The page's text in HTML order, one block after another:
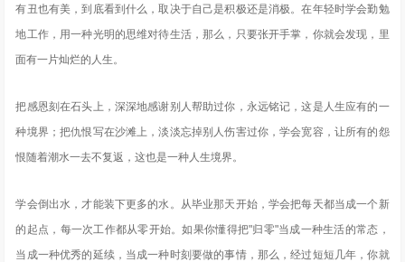
有丑也有美，到底看到什么，取决于自己是积极还是消极。在年轻时学会勤勉
地工作，用一种光明的思维对待生活，那么，只要张开手掌，你就会发现，里
面有一片灿烂的人生。
把感恩刻在石头上，深深地感谢别人帮助过你，永远铭记，这是人生应有的一
种境界；把仇恨写在沙滩上，淡淡忘掉别人伤害过你，学会宽容，让所有的怨
恨随着潮水一去不复返，这也是一种人生境界。
学会倒出水，才能装下更多的水。从毕业那天开始，学会把每天都当成一个新
的起点，每一次工作都从零开始。如果你懂得把"归零"当成一种生活的常态，
当成一种优秀的延续，当成一种时刻要做的事情，那么，经过短短几年，你就